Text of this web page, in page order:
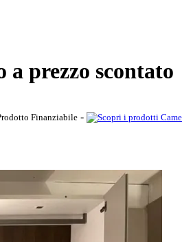
a prezzo scontato
Finanziabile -